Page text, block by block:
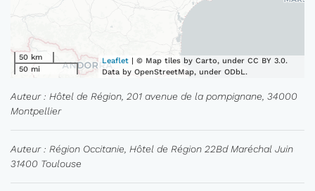
50 km
50 mi
Leaflet | © Map tiles by Carto, under CC BY 3.0.
Data by OpenStreetMap, under ODbL.
Auteur : Hôtel de Région, 201 avenue de la pompignane, 34000
Montpellier
Auteur : Région Occitanie, Hôtel de Région 22Bd Maréchal Juin
31400 Toulouse